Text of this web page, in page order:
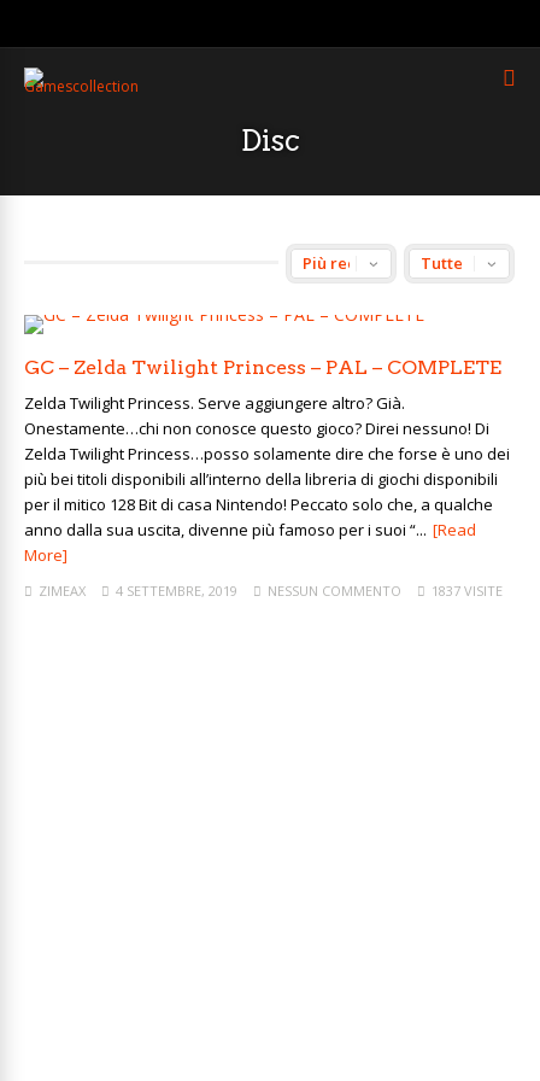
Disc
GC – Zelda Twilight Princess – PAL – COMPLETE
Zelda Twilight Princess. Serve aggiungere altro? Già.
Onestamente…chi non conosce questo gioco? Direi nessuno! Di
Zelda Twilight Princess…posso solamente dire che forse è uno dei
più bei titoli disponibili all’interno della libreria di giochi disponibili
per il mitico 128 Bit di casa Nintendo! Peccato solo che, a qualche
anno dalla sua uscita, divenne più famoso per i suoi “... [Read
More]
ZIMEAX 4 SETTEMBRE, 2019 NESSUN COMMENTO 1837 VISITE